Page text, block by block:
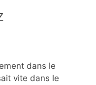
dans le
vite dans le